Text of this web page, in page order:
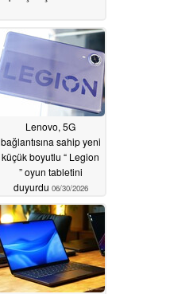
Lenovo, 5G
bağlantısına sahip yeni
küçük boyutlu “ Legion
” oyun tabletini
duyurdu 06/30/2026